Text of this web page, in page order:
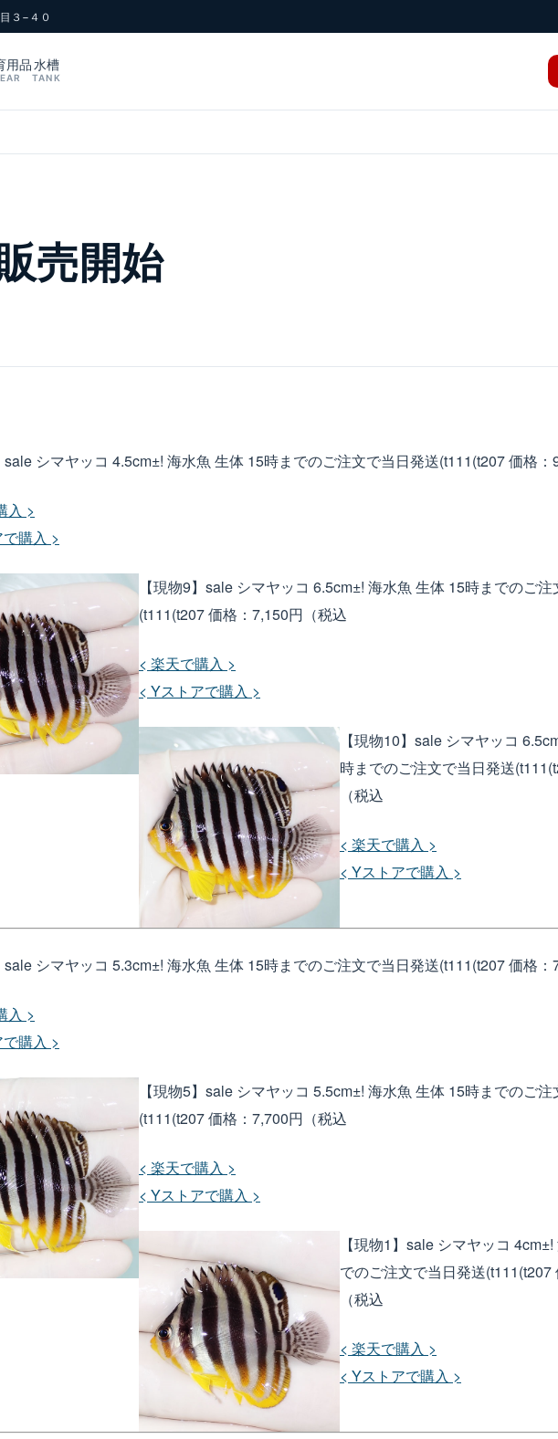
３−４０
用品水槽
TANK
売開始
sale シマヤッコ 4.5cm±! 海水魚 生体 15時までのご注文で当日発送(t111(t207価格：
入 >
購入 >
【現物9】sale シマヤッコ 6.5cm±! 海水魚 生体 15時までのご
(t111(t207価格：7,150円（税込
< 楽天で購入 >
< Yストアで購入 >
【現物10】sale シマヤッコ
時までのご注文で当日発送
（税込
< 楽天で購入 >
< Yストアで購入 >
sale シマヤッコ 5.3cm±! 海水魚 生体 15時までのご注文で当日発送(t111(t207価格：
入 >
購入 >
【現物5】sale シマヤッコ 5.5cm±! 海水魚 生体 15時までのご
(t111(t207価格：7,700円（税込
< 楽天で購入 >
< Yストアで購入 >
【現物1】sale シマヤッコ
でのご注文で当日発送(t111(t207
（税込
< 楽天で購入 >
< Yストアで購入 >